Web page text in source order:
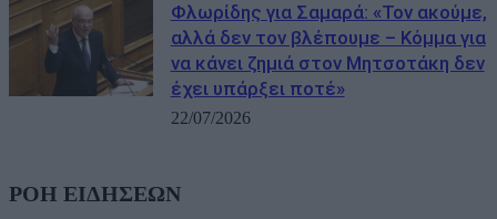
Φλωρίδης για Σαμαρά: «Τον ακούμε,
αλλά δεν τον βλέπουμε – Κόμμα για
να κάνει ζημιά στον Μητσοτάκη δεν
έχει υπάρξει ποτέ»
22/07/2026
ΡΟΗ ΕΙΔΗΣΕΩΝ